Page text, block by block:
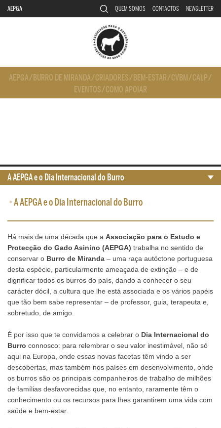
AEPGA QUEM SOMOS CONTACTOS NEWSLETTER
AEPGA/ BURRO DE MIRANDA/CRIADORES/ BEM-ESTAR/CVBM/CALP/
EVENTOS/COMO APOIAR
•A AEPGA e o Dia Internacional do Burro
Há mais de uma década que a Associação para o Estudo e
Protecção do Gado Asinino (AEPGA) trabalha no sentido de
conservar o Burro de Miranda – uma raça autóctone portuguesa
desta espécie, particularmente ameaçada de extinção – e de
dignificar todos os burros do país, dando a conhecer o seu
carácter dócil, a cultura que lhe está associada e os vários papéis
que tão bem sabe representar – de professor, guia, terapeuta e,
sobretudo, de amigo.
É por isso que te convidamos a celebrar o Dia Internacional do
Burro connosco: para relembrar o seu valor inestimável, não só
aqui na Europa, onde essas novas facetas têm vindo a ser
descobertas, mas também nos países em desenvolvimento, onde
os burros são os principais companheiros de trabalho de milhões
de famílias desfavorecidas que, no entanto, raramente têm o
conhecimento ou os recursos para lhes garantirem uma vida com
saúde e bem-estar.
A AEPGA e o Dia Internacional do Burro